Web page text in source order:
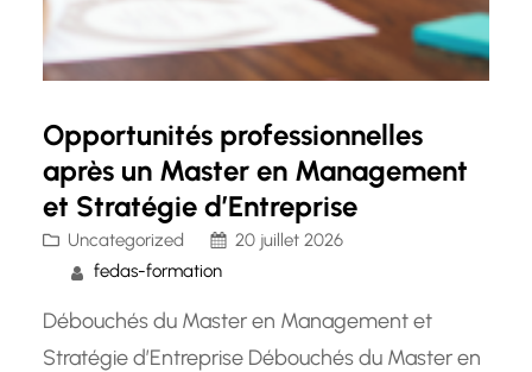
Opportunités professionnelles
après un Master en Management
et Stratégie d’Entreprise
Uncategorized
20 juillet 2026
fedas-formation
Débouchés du Master en Management et
Stratégie d’Entreprise Débouchés du Master en